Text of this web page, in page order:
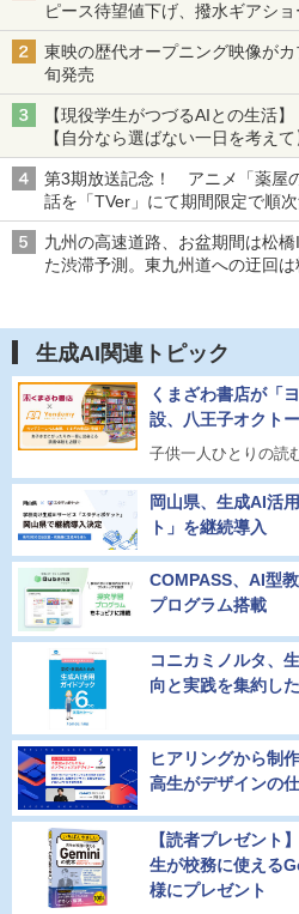
ピース待望値下げ、撥水ギアシ
東映の歴代オープニング映像が
旬発売
【現役学生がつづるAIとの生活】
【自分なら選ばない一日を考え
捧げたら、思わぬ絶景に出会った
第3期放送記念！ アニメ「薬屋
話を「TVer」にて期間限定で順
九州の高速道路、お盆期間は松
た渋滞予測。東九州道への迂回
生成AI関連トピック
くまざわ書店が「
設、八王子オクト
子供一人ひとりの読
岡山県、生成AI活
ト」を継続導入
COMPASS、AI型
プログラム搭載
コニカミノルタ、
向と実践を集約し
ヒアリングから制
高生がデザインの
【読者プレゼント
生が校務に使える
様にプレゼント